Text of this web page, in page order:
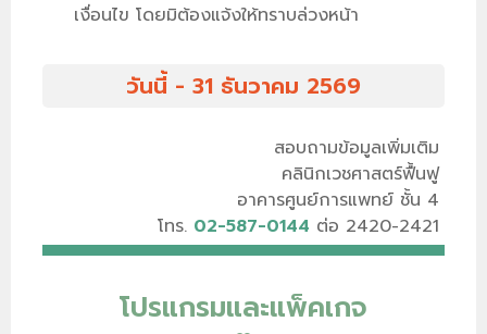
เงื่อนไข โดยมิต้องแจ้งให้ทราบล่วงหน้า
วันนี้ - 31 ธันวาคม 2569
สอบถามข้อมูลเพิ่มเติม
คลินิกเวชศาสตร์ฟื้นฟู
อาคารศูนย์การแพทย์ ชั้น 4
โทร. 02-587-0144 ต่อ 2420-2421
โปรแกรมและแพ็คเกจ